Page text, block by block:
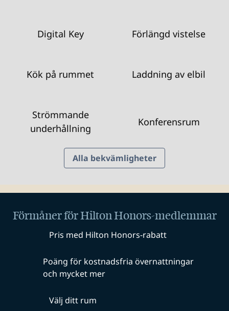
Digital Key Förlängd vistelse
Kök på rummet Laddning av elbil
Strömmande
underhållning
Konferensrum
Alla bekvämligheter
Förmåner för Hilton Honors-medlemmar
Pris med Hilton Honors-rabatt
Poäng för kostnadsfria övernattningar
och mycket mer
Välj ditt rum